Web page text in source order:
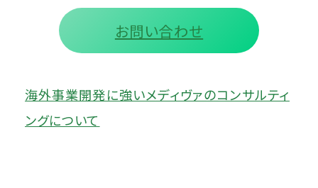
お問い合わせ
海外事業開発に強いメディヴァのコンサルティ
ングについて